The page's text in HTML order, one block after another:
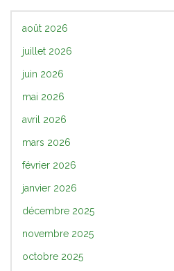
août 2026
juillet 2026
juin 2026
mai 2026
avril 2026
mars 2026
février 2026
janvier 2026
décembre 2025
novembre 2025
octobre 2025